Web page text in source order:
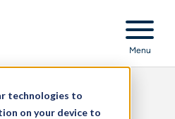
technologies to
on your device to
Menu